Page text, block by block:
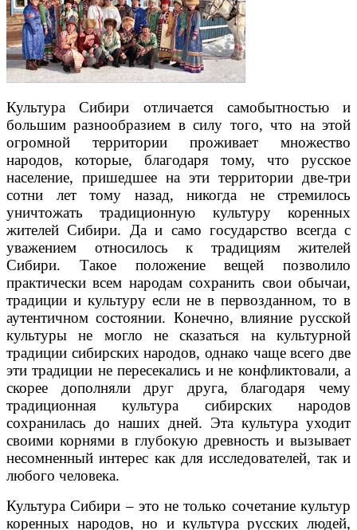
Культура Сибири отличается самобытностью и
большим разнообразием в силу того, что на этой
огромной территории проживает множество
народов, которые, благодаря тому, что русское
население, пришедшее на эти территории две-три
сотни лет тому назад, никогда не стремилось
уничтожать традиционную культуру коренных
жителей Сибири. Да и само государство всегда с
уважением относилось к традициям жителей
Сибири. Такое положение вещей позволило
практически всем народам сохранить свои обычаи,
традиции и культуру если не в первозданном, то в
аутентичном состоянии. Конечно, влияние русской
культуры не могло не сказаться на культурной
традиции сибирских народов, однако чаще всего две
эти традиции не пересекались и не конфликтовали, а
скорее дополняли друг друга, благодаря чему
традиционная культура сибирских народов
сохранилась до наших дней. Эта культура уходит
своими корнями в глубокую древность и вызывает
несомненный интерес как для исследователей, так и
любого человека.
Культура Сибири – это не только сочетание культур
коренных народов, но и культура русских людей,